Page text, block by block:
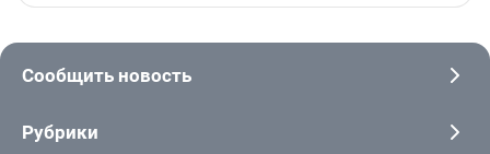
Сообщить новость
Рубрики